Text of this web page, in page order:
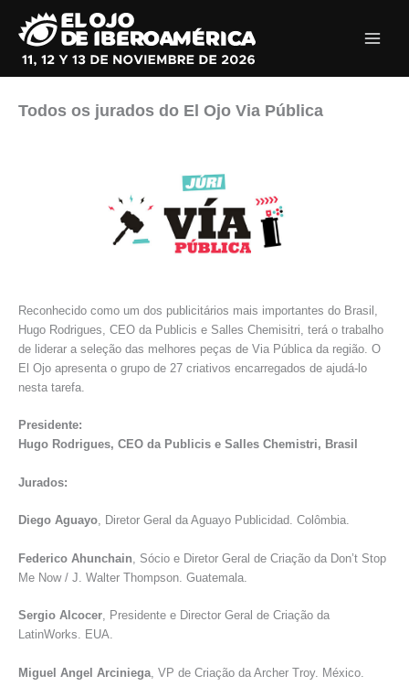
contenido
Todos os jurados do El Ojo Via Pública
Reconhecido como um dos publicitários mais importantes do Brasil,
Hugo Rodrigues, CEO da Publicis e Salles Chemisitri, terá o trabalho
de liderar a seleção das melhores peças de Via Pública da região. O
El Ojo apresenta o grupo de 27 criativos encarregados de ajudá-lo
nesta tarefa.
Presidente:
Hugo Rodrigues, CEO da Publicis e Salles Chemistri, Brasil
Jurados:
Diego Aguayo, Diretor Geral da Aguayo Publicidad. Colômbia.
Federico Ahunchain , Sócio e Diretor Geral de Criação da Don’t Stop
Me Now / J. Walter Thompson. Guatemala.
Sergio Alcocer, Presidente e Director Geral de Criação da
LatinWorks. EUA.
Miguel Angel Arciniega , VP de Criação da Archer Troy. México.